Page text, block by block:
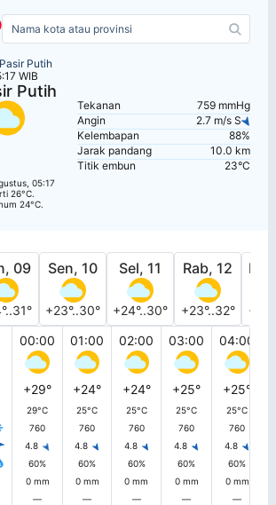
Pasir Putih
WIB
Putih
05:17
26°C.
24°C.
Tekanan
759 mmHg
Angin
2.7 m/s S
Kelembapan
88%
Jarak pandang
10.0 km
Titik embun
23°C
09 Sen, 10
+23°..30°
Sel, 11
+24°..30°
Rab, 12
+23°..32°
00:00
01:00 02:00 03:00 04:00
+29° +24° +24° +25° +25°
29°C 25°C 25°C 25°C
25°C
760 760 760 760
760
4.8 4.8 4.8 4.8 4.8
60% 60% 60% 60%
60%
0 mm 0 mm 0 mm 0 mm 0 mm
— — — — —